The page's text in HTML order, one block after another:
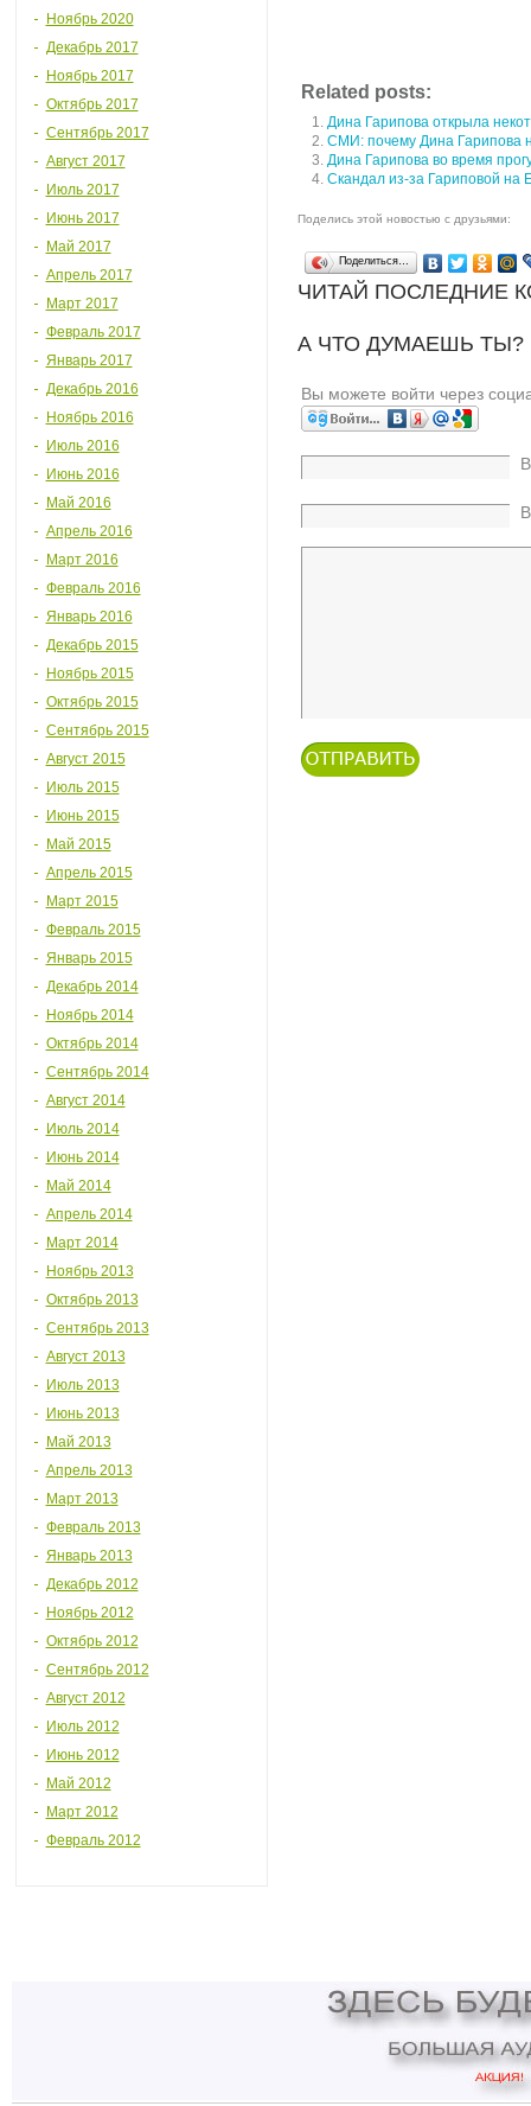
Ноябрь 2020
Декабрь 2017
Ноябрь 2017
Октябрь 2017
Сентябрь 2017
Август 2017
Июль 2017
Июнь 2017
Май 2017
Апрель 2017
Март 2017
Февраль 2017
Январь 2017
Декабрь 2016
Ноябрь 2016
Июль 2016
Июнь 2016
Май 2016
Апрель 2016
Март 2016
Февраль 2016
Январь 2016
Декабрь 2015
Ноябрь 2015
Октябрь 2015
Сентябрь 2015
Август 2015
Июль 2015
Июнь 2015
Май 2015
Апрель 2015
Март 2015
Февраль 2015
Январь 2015
Декабрь 2014
Ноябрь 2014
Октябрь 2014
Сентябрь 2014
Август 2014
Июль 2014
Июнь 2014
Май 2014
Апрель 2014
Март 2014
Ноябрь 2013
Октябрь 2013
Сентябрь 2013
Август 2013
Июль 2013
Июнь 2013
Май 2013
Апрель 2013
Март 2013
Февраль 2013
Январь 2013
Декабрь 2012
Ноябрь 2012
Октябрь 2012
Сентябрь 2012
Август 2012
Июль 2012
Июнь 2012
Май 2012
Март 2012
Февраль 2012
Related posts:
Дина Гарипова открыла
СМИ: почему Дина Гарипова
Дина Гарипова во время
Скандал из-за Гариповой
Поделись этой новостью с друзьями:
Поделиться…
ЧИТАЙ ПОСЛЕДНИЕ
А ЧТО ДУМАЕШЬ
Вы можете войти через